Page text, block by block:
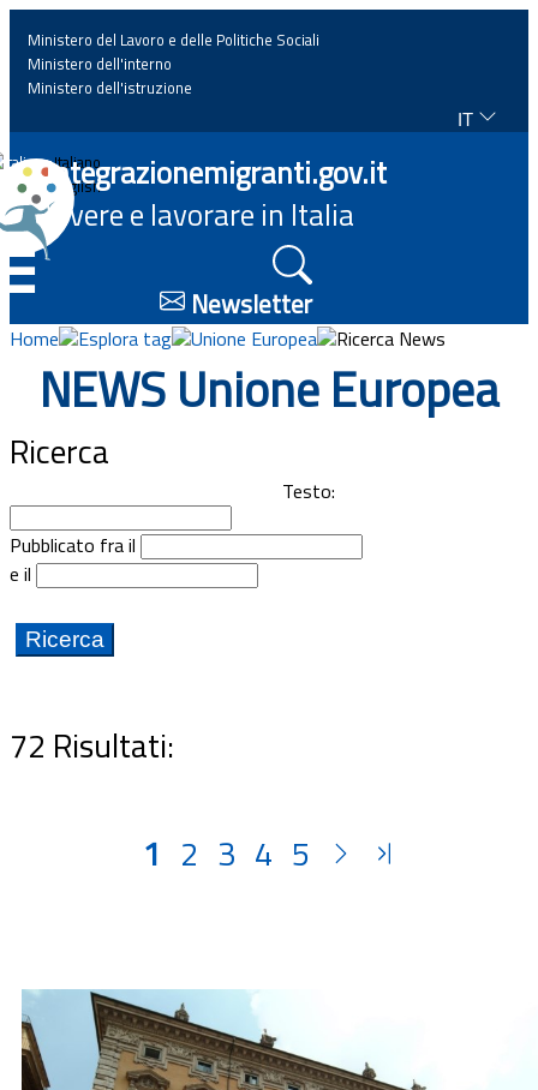
Home
News
Approfondimenti
Eventi
Progetti
Documenti
Bandi
Ministero del Lavoro e delle Politiche Sociali
Ministero dell'interno
Ministero dell'istruzione
IT
Italiano
English
Integrazionemigranti.gov.it
Vivere e lavorare in Italia
Newsletter
Home Esplora tag Unione Europea Ricerca News
NEWS Unione Europea
Ricerca
Testo:
Pubblicato fra il
e il
72 Risultati:
1 2 3 4 5